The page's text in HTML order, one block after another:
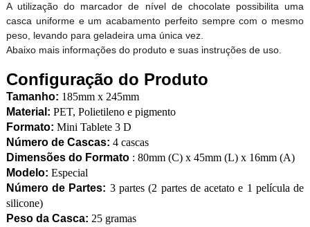
A utilização do marcador de nível de chocolate possibilita uma
casca uniforme e um acabamento perfeito sempre com o mesmo
peso, levando para geladeira uma única vez.
Abaixo mais informações do produto e suas instruções de uso.
Configuração do Produto
Tamanho: 185mm x 245mm
Material: PET, Polietileno e pigmento
Formato: Mini Tablete 3 D
Número de Cascas: 4 cascas
Dimensões do Formato : 80mm (C) x 45mm (L) x 16mm (A)
Modelo: Especial
Número de Partes: 3 partes (2 partes de acetato e 1 película de
silicone)
Peso da Casca: 25 gramas